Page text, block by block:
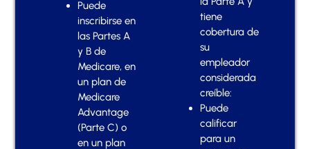
Puede
inscribirse en
las Partes A
y B de
Medicare, en
un plan de
Medicare
Advantage
(Parte C) o
en un plan
tiene
cobertura de
su
empleador
considerada
creíble:
Puede
calificar
para un